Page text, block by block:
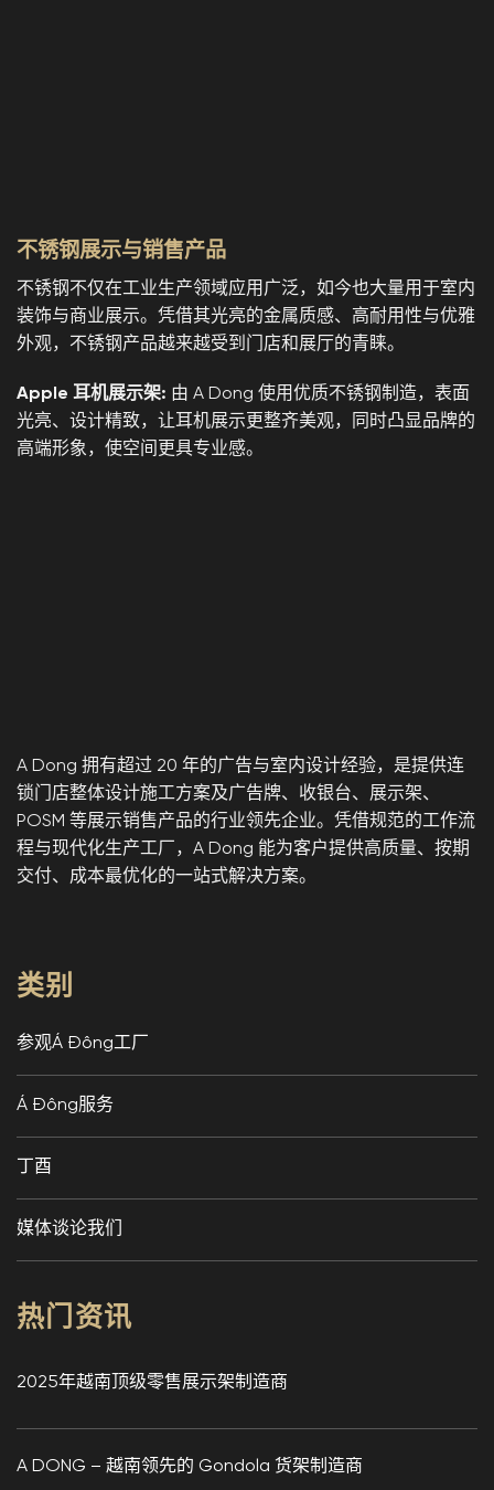
不锈钢展示与销售产品
不锈钢不仅在工业生产领域应用广泛，如今也大量用于室内
装饰与商业展示。凭借其光亮的金属质感、高耐用性与优雅
外观，不锈钢产品越来越受到门店和展厅的青睐。
Apple 耳机展示架: 由 A Dong 使用优质不锈钢制造，表面
光亮、设计精致，让耳机展示更整齐美观，同时凸显品牌的
高端形象，使空间更具专业感。
A Dong 拥有超过 20 年的广告与室内设计经验，是提供连
锁门店整体设计施工方案及广告牌、收银台、展示架、
POSM 等展示销售产品的行业领先企业。凭借规范的工作流
程与现代化生产工厂，A Dong 能为客户提供高质量、按期
交付、成本最优化的一站式解决方案。
类别
参观Á Đông工厂
Á Đông服务
丁酉
媒体谈论我们
热门资讯
2025年越南顶级零售展示架制造商
A DONG – 越南领先的 Gondola 货架制造商